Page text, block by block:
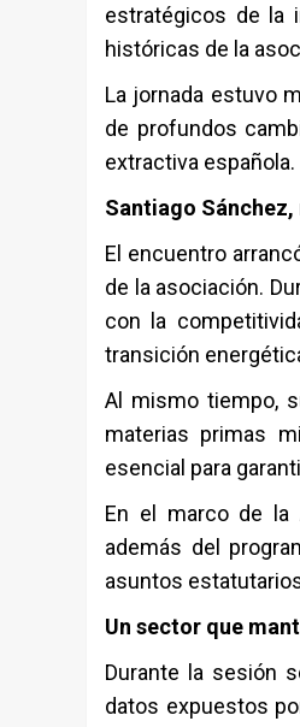
estratégicos de la
históricas de la
La jornada estuvo
de profundos
extractiva española.
Santiago
El encuentro
de la asociación.
con la
transición
Al mismo tiempo,
materias primas
esencial para
En el marco de la
además del
asuntos
Un sector que
Durante la sesión
datos expuestos